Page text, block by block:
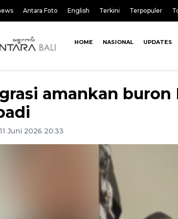
Antara Foto English Terkini Terpopuler
HOME NASIONAL UPDATES
amankan
Juni 2026 20:33